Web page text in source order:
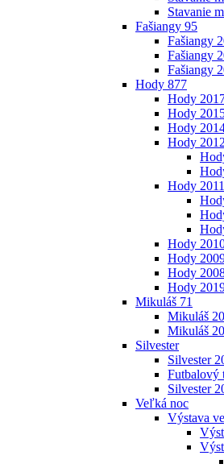
Stavanie
Fašiangy 95
Fašiangy
Fašiangy
Fašiangy
Hody 877
Hody
Hody
Hody
Hody 2012
Hody 2011
Hody
Hody
Hody
Hody
Mikuláš 71
Mikuláš
Mikuláš
Silvester
Silvester
Futbalový
Silvester
Veľká noc
Výstava